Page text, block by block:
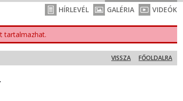
HÍRLEVÉL GALÉRIA VIDEÓK
tartalmazhat.
FŐOLDALRA
VISSZA